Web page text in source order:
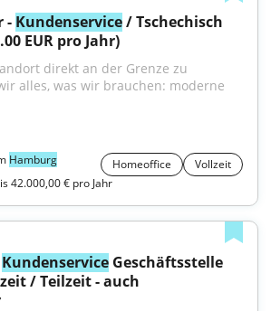
- Kundenservice / Tschechisch
EUR pro Jahr)
alles, was wir brauchen: moderne
Hamburg Homeoffice
Vollzeit
42.000,00 € pro Jahr
Kundenservice Geschäftsstelle
/ Teilzeit - auch